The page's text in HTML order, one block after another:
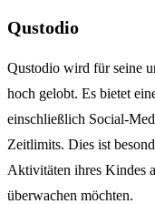
Qustodio
Qustodio wird für seine
hoch gelobt. Es bietet
einschließlich Social-
Zeitlimits. Dies ist
Aktivitäten ihres Kindes
überwachen möchten.